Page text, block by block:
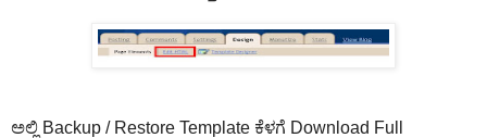
ಅಲ್ಲಿ Backup / Restore Template ಕೆಳಗೆ Download Full